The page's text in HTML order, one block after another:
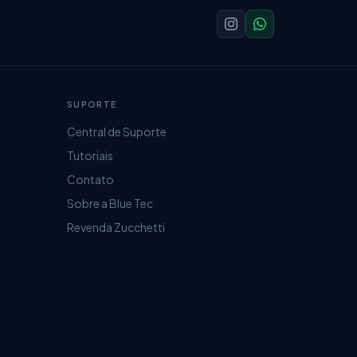
SUPORTE
Central de Suporte
Tutoriais
Contato
Sobre a Blue Tec
Revenda Zucchetti